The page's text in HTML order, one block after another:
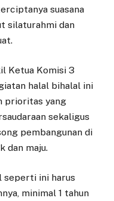
suasana
silaturahmi dan
Ketua Komisi 3
halal bihalal ini
prioritas yang
sekaligus
pembangunan di
dan maju.
seperti ini harus
minimal 1 tahun